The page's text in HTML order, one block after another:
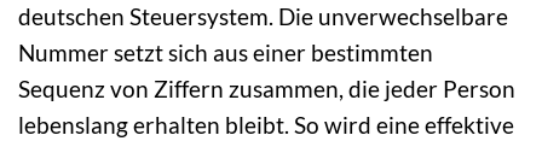
deutschen Steuersystem. Die unverwechselbare
Nummer setzt sich aus einer bestimmten
Sequenz von Ziffern zusammen, die jeder Person
lebenslang erhalten bleibt. So wird eine effektive